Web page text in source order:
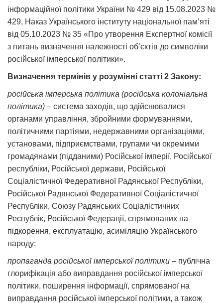
інформаційної політики України № 429 від 15.08.2023 №
429, Наказ Українського інституту національної пам’яті
від 05.10.2023 № 35 «Про утворення Експертної комісії
з питань визначення належності об’єктів до символіки
російської імперської політики».
Визначення термінів у розумінні статті 2 Закону:
російська імперська політика (російська колоніальна
політика) – система заходів, що здійснювалися
органами управління, збройними формуваннями,
політичними партіями, недержавними організаціями,
установами, підприємствами, групами чи окремими
громадянами (підданими) Російської імперії, Російської
республіки, Російської держави, Російської
Соціалістичної Федеративної Радянської Республіки,
Російської Радянської Федеративної Соціалістичної
Республіки, Союзу Радянських Соціалістичних
Республік, Російської Федерації, спрямованих на
підкорення, експлуатацію, асиміляцію Українського
народу;
пропаганда російської імперської політики – публічна
глорифікація або виправдання російської імперської
політики, поширення інформації, спрямованої на
виправдання російської імперської політики, а також